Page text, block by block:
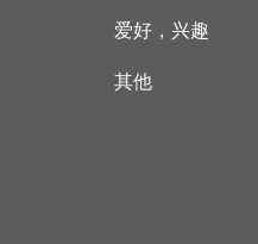
爱好，兴趣
其他